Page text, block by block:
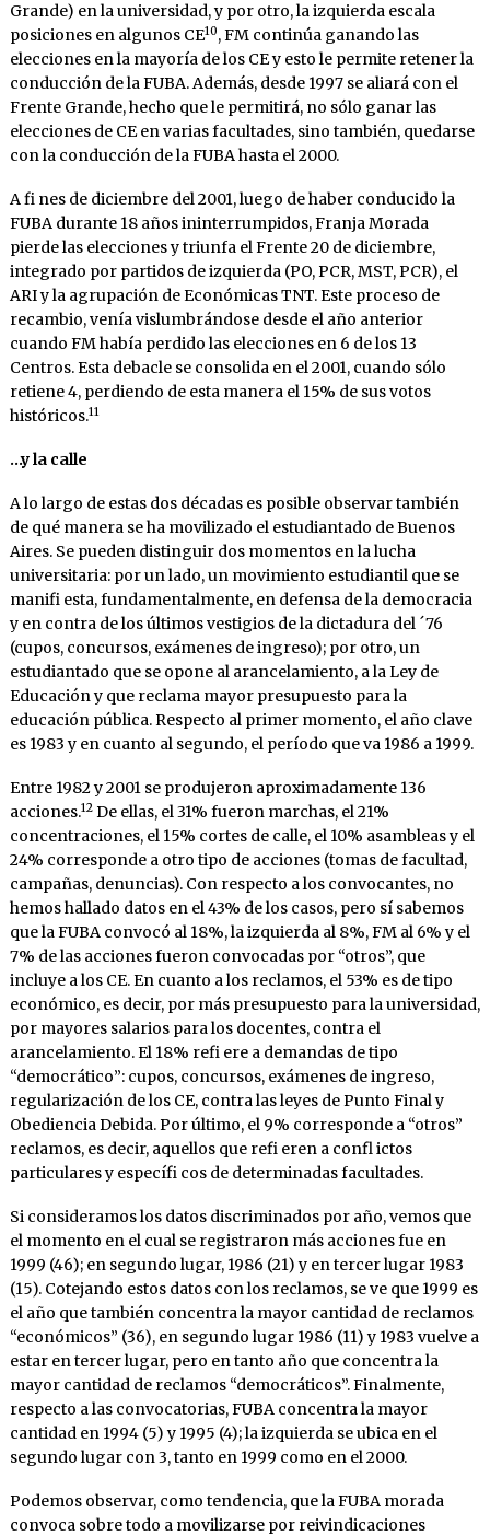
Grande) en la universidad, y por otro, la izquierda escala
posiciones en algunos CE10, FM continúa ganando las
elecciones en la mayoría de los CE y esto le permite retener la
conducción de la FUBA. Además, desde 1997 se aliará con el
Frente Grande, hecho que le permitirá, no sólo ganar las
elecciones de CE en varias facultades, sino también, quedarse
con la conducción de la FUBA hasta el 2000.
A fi nes de diciembre del 2001, luego de haber conducido la
FUBA durante 18 años ininterrumpidos, Franja Morada
pierde las elecciones y triunfa el Frente 20 de diciembre,
integrado por partidos de izquierda (PO, PCR, MST, PCR), el
ARI y la agrupación de Económicas TNT. Este proceso de
recambio, venía vislumbrándose desde el año anterior
cuando FM había perdido las elecciones en 6 de los 13
Centros. Esta debacle se consolida en el 2001, cuando sólo
retiene 4, perdiendo de esta manera el 15% de sus votos
históricos.11
…y la calle
A lo largo de estas dos décadas es posible observar también
de qué manera se ha movilizado el estudiantado de Buenos
Aires. Se pueden distinguir dos momentos en la lucha
universitaria: por un lado, un movimiento estudiantil que se
manifi esta, fundamentalmente, en defensa de la democracia
y en contra de los últimos vestigios de la dictadura del ´76
(cupos, concursos, exámenes de ingreso); por otro, un
estudiantado que se opone al arancelamiento, a la Ley de
Educación y que reclama mayor presupuesto para la
educación pública. Respecto al primer momento, el año clave
es 1983 y en cuanto al segundo, el período que va 1986 a 1999.
Entre 1982 y 2001 se produjeron aproximadamente 136
acciones.12De ellas, el 31% fueron marchas, el 21%
concentraciones, el 15% cortes de calle, el 10% asambleas y el
24% corresponde a otro tipo de acciones (tomas de facultad,
campañas, denuncias). Con respecto a los convocantes, no
hemos hallado datos en el 43% de los casos, pero sí sabemos
que la FUBA convocó al 18%, la izquierda al 8%, FM al 6% y el
7% de las acciones fueron convocadas por “otros”, que
incluye a los CE. En cuanto a los reclamos, el 53% es de tipo
económico, es decir, por más presupuesto para la universidad,
por mayores salarios para los docentes, contra el
arancelamiento. El 18% refi ere a demandas de tipo
“democrático”: cupos, concursos, exámenes de ingreso,
regularización de los CE, contra las leyes de Punto Final y
Obediencia Debida. Por último, el 9% corresponde a “otros”
reclamos, es decir, aquellos que refi eren a confl ictos
particulares y específi cos de determinadas facultades.
Si consideramos los datos discriminados por año, vemos que
el momento en el cual se registraron más acciones fue en
1999 (46); en segundo lugar, 1986 (21) y en tercer lugar 1983
(15). Cotejando estos datos con los reclamos, se ve que 1999 es
el año que también concentra la mayor cantidad de reclamos
“económicos” (36), en segundo lugar 1986 (11) y 1983 vuelve a
estar en tercer lugar, pero en tanto año que concentra la
mayor cantidad de reclamos “democráticos”. Finalmente,
respecto a las convocatorias, FUBA concentra la mayor
cantidad en 1994 (5) y 1995 (4); la izquierda se ubica en el
segundo lugar con 3, tanto en 1999 como en el 2000.
Podemos observar, como tendencia, que la FUBA morada
convoca sobre todo a movilizarse por reivindicaciones